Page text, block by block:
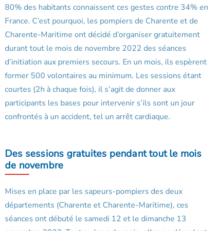
80% des habitants connaissent ces gestes contre 34% en
France. C’est pourquoi, les pompiers de Charente et de
Charente-Maritime ont décidé d’organiser gratuitement
durant tout le mois de novembre 2022 des séances
d’initiation aux premiers secours. En un mois, ils espèrent
former 500 volontaires au minimum. Les sessions étant
courtes (2h à chaque fois), il s’agit de donner aux
participants les bases pour intervenir s’ils sont un jour
confrontés à un accident, tel un arrêt cardiaque.
Des sessions gratuites pendant tout le mois
de novembre
Mises en place par les sapeurs-pompiers des deux
départements (Charente et Charente-Maritime), ces
séances ont débuté le samedi 12 et le dimanche 13